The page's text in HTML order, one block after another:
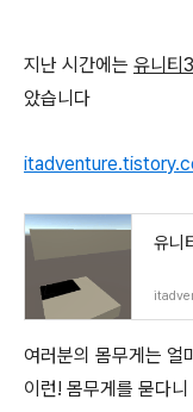
지난 시간에는 유니티
았습니다
유니
여러분의 몸무게는 얼
이런! 몸무게를 묻다